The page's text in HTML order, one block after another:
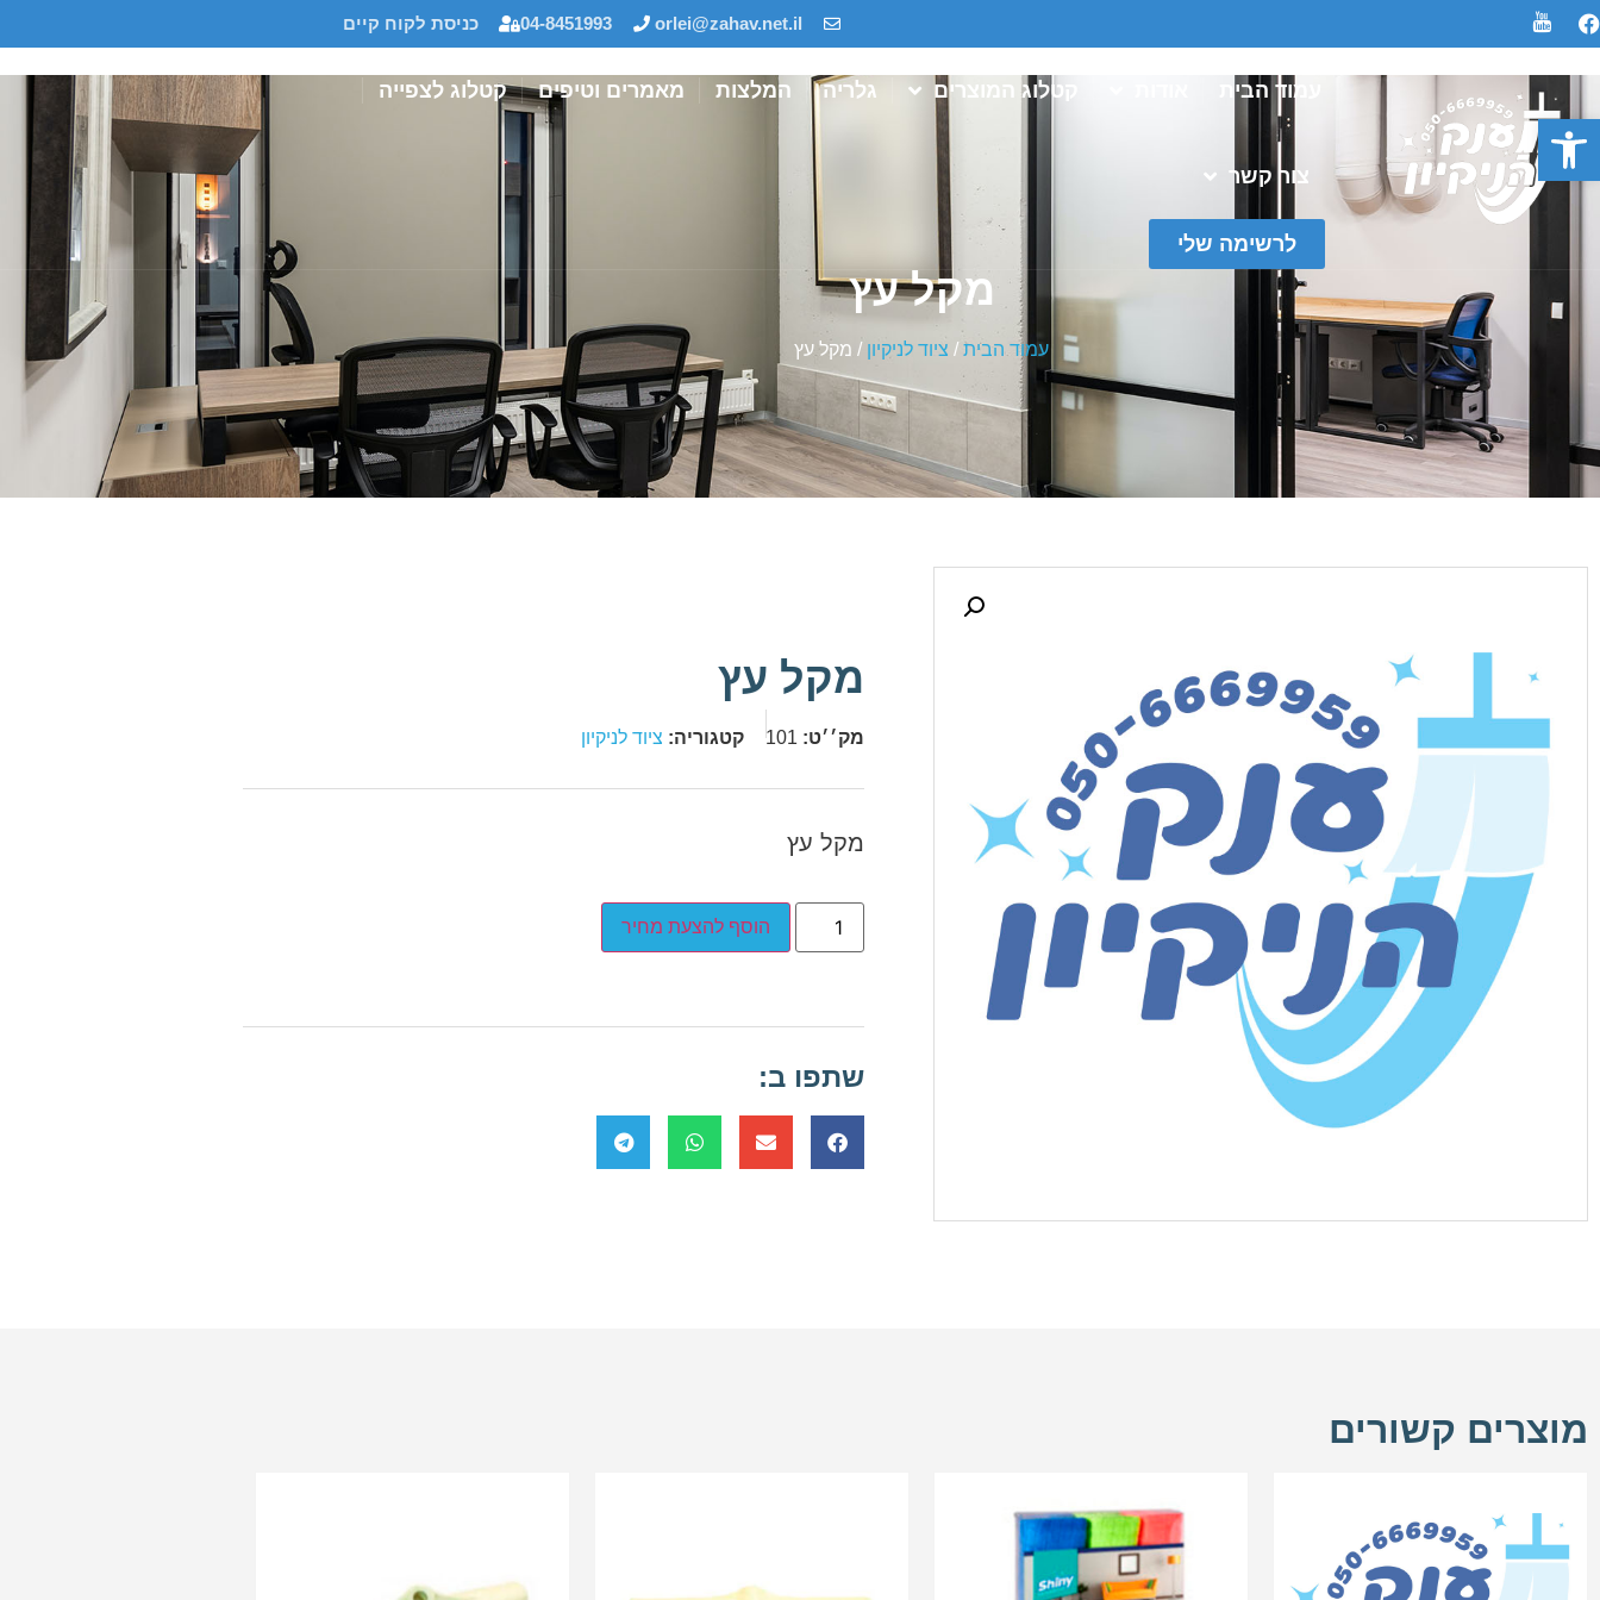
פתח סרגל נגישות
orlei@zahav.net.il
04-8451993 כניסת לקוח קיים
עמוד הבית קטלוג המוצרים גלריה המלצות מאמרים וטיפים קטלוג לצפייה
צור קשר
לרשימה שלי
מקל עץ
עמוד הבית / ציוד לניקיון / מקל עץ
מקל עץ
מק׳׳ט: 101 קטגוריה: ציוד לניקיון
מקל עץ
הוסף להצעת מחיר
שתפו ב:
מוצרים קשורים